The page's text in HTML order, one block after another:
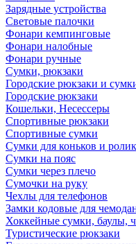
Зарядные устройства
Световые палочки
Фонари кемпинговые
Фонари налобные
Фонари ручные
Сумки, рюкзаки
Городские рюкзаки и
Городские рюкзаки
Кошельки, Несессеры
Спортивные рюкзаки
Спортивные сумки
Сумки для коньков и
Сумки на пояс
Сумки через плечо
Сумочки на руку
Чехлы для телефонов
Замки кодовые для
Хоккейные сумки, баулы,
Туристические рюкзаки